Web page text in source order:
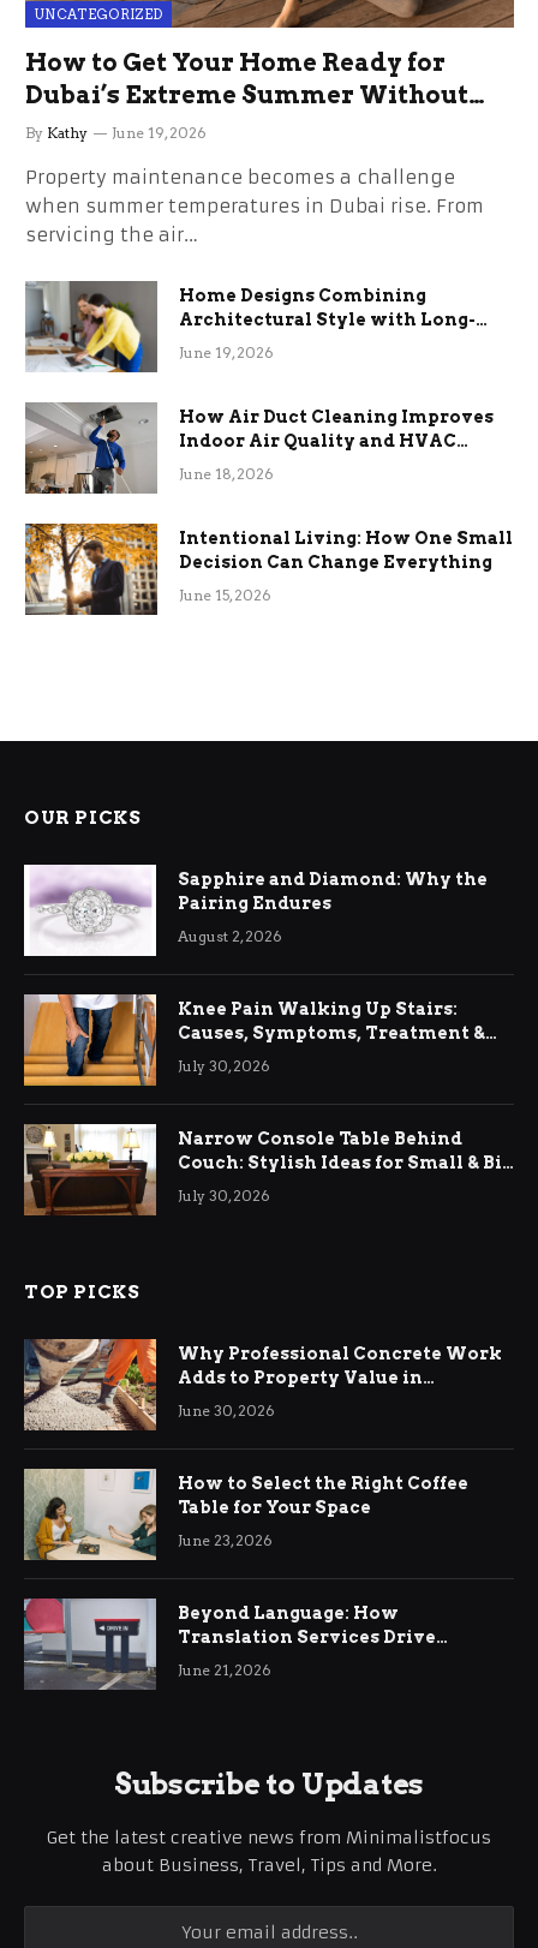
UNCATEGORIZED
How to Get Your Home Ready for
Dubai’s Extreme Summer Without
the Stress
By Kathy June 19, 2026
Property maintenance becomes a challenge
when summer temperatures in Dubai rise. From
servicing the air…
Home Designs Combining
Architectural Style with Long-
Term Functional Benefits
June 19, 2026
How Air Duct Cleaning Improves
Indoor Air Quality and HVAC
Efficiency
June 18, 2026
Intentional Living: How One Small
Decision Can Change Everything
June 15, 2026
OUR PICKS
Sapphire and Diamond: Why the
Pairing Endures
August 2, 2026
Knee Pain Walking Up Stairs:
Causes, Symptoms, Treatment &
Relief
July 30, 2026
Narrow Console Table Behind
Couch: Stylish Ideas for Small & Big
Living Rooms
July 30, 2026
TOP PICKS
Why Professional Concrete Work
Adds to Property Value in
Ringwood
June 30, 2026
How to Select the Right Coffee
Table for Your Space
June 23, 2026
Beyond Language: How
Translation Services Drive
International Business Growth
June 21, 2026
Subscribe to Updates
Get the latest creative news from Minimalistfocus
about Business, Travel, Tips and More.